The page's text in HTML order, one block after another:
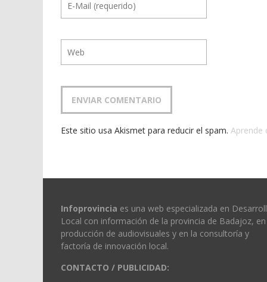
Este sitio usa Akismet para reducir el spam. Aprende
Infoprovincia es una web especializada en
Local con información de la provincia de Badajoz, en
producción de audiovisuales y en la consultoría y
factoría de innovación local.
CONTACTO / PUBLICIDAD: